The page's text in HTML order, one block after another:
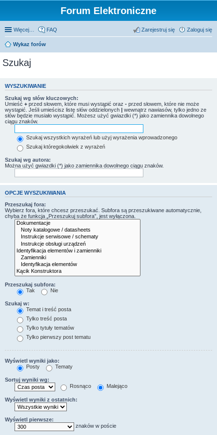
Forum Elektroniczne
Więcej… FAQ Zaloguj się
Zarejestruj się
Wykaz forów
Szukaj
WYSZUKIWANIE
Szukaj wg słów kluczowych:
Umieść + przed słowem, które musi wystąpić oraz - przed słowem, które nie może
wystąpić. Jeśli umieścisz listę słów oddzielonych | wewnątrz nawiasów, tylko jedno ze
słów będzie musiało wystąpić. Możesz użyć gwiazdki (*) jako zamiennika dowolnego
ciągu znaków.
Szukaj wszystkich wyrażeń lub użyj wyrażenia wprowadzonego
Szukaj któregokolwiek z wyrażeń
Szukaj wg autora:
Można użyć gwiazdki (*) jako zamiennika dowolnego ciągu znaków.
OPCJE WYSZUKIWANIA
Przeszukaj fora:
Wybierz fora, które chcesz przeszukać. Subfora są przeszukiwane automatycznie,
chyba że funkcja „Przeszukuj subfora”, jest wyłączona.
Przeszukaj subfora:
Tak
Nie
Szukaj w:
Temat i treść posta
Tylko treść posta
Tylko tytuły tematów
Tylko pierwszy post tematu
Wyświetl wyniki jako:
Posty
Tematy
Sortuj wyniki wg:
Rosnąco
Malejąco
Wyświetl wyniki z ostatnich:
Wyświetl pierwsze:
znaków w poście